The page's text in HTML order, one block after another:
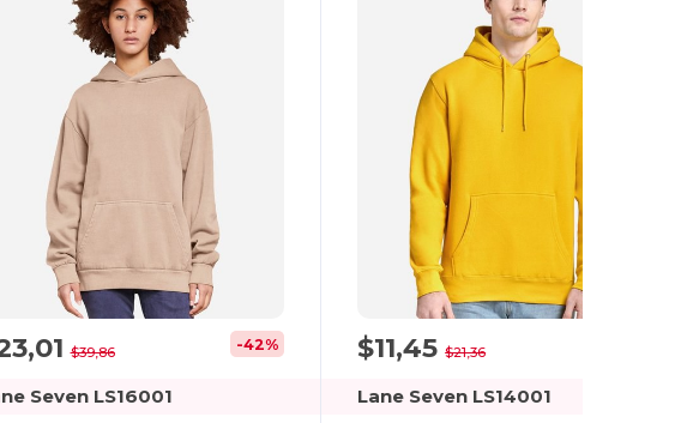
$39,86 -42%
Seven LS16001
$11,45$21,36
Lane Seven LS14001